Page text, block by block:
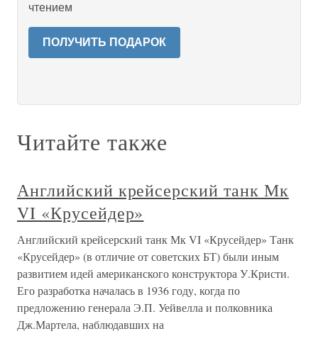
чтением
ПОЛУЧИТЬ ПОДАРОК
Читайте также
Английский крейсерский танк Мк
VI «Крусейдер»
Английский крейсерский танк Мк VI «Крусейдер» Танк
«Крусейдер» (в отличие от советских БТ) были иным
развитием идей американского конструктора У.Кристи.
Его разработка началась в 1936 году, когда по
предложению генерала Э.П. Уейвелла и полковника
Дж.Мартела, наблюдавших на